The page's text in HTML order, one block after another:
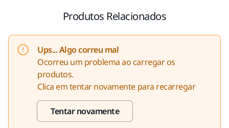
Produtos Relacionados
Ups... Algo correu mal
Ocorreu um problema ao carregar os
produtos.
Clica em tentar novamente para recarregar
Tentar novamente